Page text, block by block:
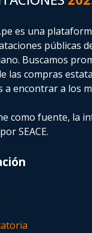
es una
públicas
Buscamos
las compras
a encontrar a los
como fuente, la
SEACE.